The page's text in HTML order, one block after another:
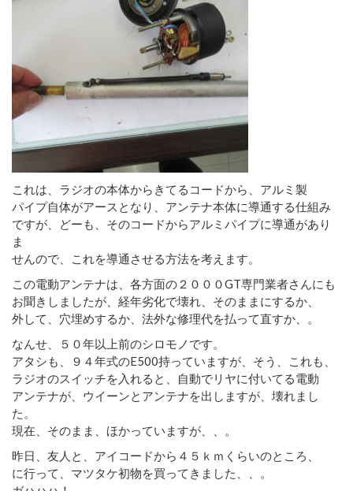
これは、ラジオの本体からきてるコードから、アルミ製
パイプ自体がアースとなり、アンテナ本体に導通する仕組み
ですが、どーも、そのコードからアルミパイプに導通があり
ま
せんので、これを導通させる方法を考えます。
この電動アンテナは、各方面の２０００GT専門業者さんにも
お聞きしましたが、経年劣化で壊れ、そのままにするか、
外して、穴埋めするか、法外な修理代を払って直すか、。
なんせ、５０年以上前のシロモノです。
アタシも、９４年式のE500持っていますが、そう、これも、
ラジオのスイッチを入れると、自動でリヤに付いてる電動
アンテナが、ウイーンとアンテナを出しますが、壊れまし
た。
現在、そのまま、ほかっていますが、、。
昨日、友人と、アイコードから４５ｋｍくらいのところ、
に行って、マツタケ初物を買ってきました、、。